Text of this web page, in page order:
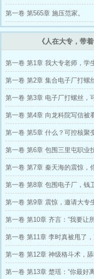
第一卷 第565章 施压范家。
《人在大专，带
第一卷 第1章 我大专老师，学
第一卷 第2章 集合电子厂打螺
第一卷 第3章 电子厂打螺丝，
第一卷 第4章 向龙科院写信被
第一卷 第5章 什么？可控核聚
第一卷 第6章 包围三里屯职业
第一卷 第7章 秦天海的震惊，
第一卷 第8章 包围电子厂，钱
第一卷 第9章 震惊，邀请大专
第一卷 第10章 齐言：“我要让
第一卷 第11章 李时真被甩了，
第一卷 第12章 神级格斗术，
第一卷 第13章 楚瑶：“你最好